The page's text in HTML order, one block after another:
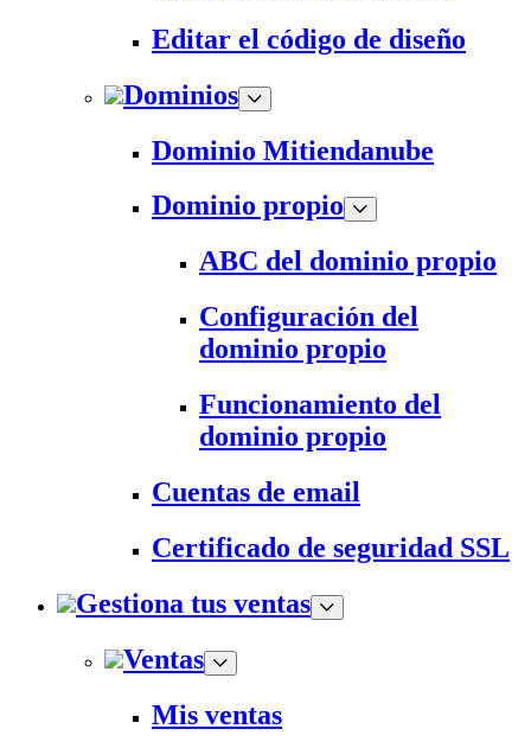
Editar el código de diseño
Dominios
Dominio Mitiendanube
Dominio propio
ABC del dominio propio
Configuración del
dominio propio
Funcionamiento del
dominio propio
Cuentas de email
Certificado de seguridad SSL
Gestiona tus ventas
Ventas
Mis ventas